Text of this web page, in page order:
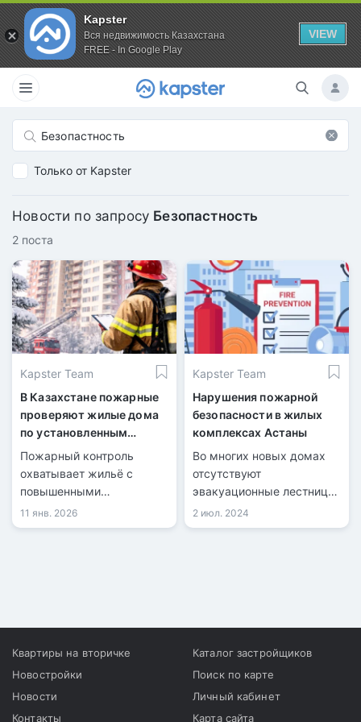
Kapster
Вся недвижимость Казахстана
FREE - In Google Play
VIEW
Только от Kapster
Новости по запросу Безопастность
2 поста
Kapster Team
В Казахстане пожарные
проверяют жилые дома
по установленным
категориям
Пожарный контроль
охватывает жильё с
повышенными
требованиями
безопасности.
11 янв. 2026
Kapster Team
Нарушения пожарной
безопасности в жилых
комплексах Астаны
Во многих новых домах
отсутствуют
эвакуационные лестницы,
а системы пожарного
оповещения неисправны.
2 июл. 2024
Квартиры на вторичке
Новостройки
Новости
Контакты
Каталог застройщиков
Поиск по карте
Личный кабинет
Карта сайта